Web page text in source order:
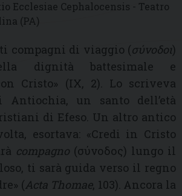
Ecclesiae Cephalocensis - Teatro
(PA)
compagni di viaggio (σύνοδοι)
dignità battesimale e
Cristo» (IX, 2). Lo scriveva
Antiochia, un santo dell’età
di Efeso. Un altro antico
esortava: «Credi in Cristo
compagno (σύνοδος) lungo il
ti sarà guida verso il regno
(Acta Thomae, 103). Ancora la